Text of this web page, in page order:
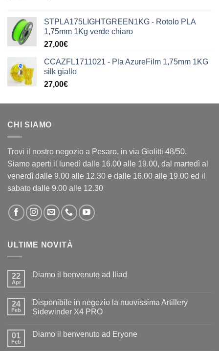
STPLA175LIGHTGREEN1KG - Rotolo PLA
1,75mm 1Kg verde chiaro
27,00€
CCAZFL1711021 - Pla AzureFilm 1,75mm 1KG
silk giallo
27,00€
CHI SIAMO
Trovi il nostro negozio a Pesaro, in via Giolitti 48/50.
Siamo aperti il lunedì dalle 16.00 alle 19.00, dal martedì al
venerdì dalle 9.00 alle 12.30 e dalle 16.00 alle 19.00 ed il
sabato dalle 9.00 alle 12.30
ULTIME NOVITÀ
22
Apr
Diamo il benvenuto ad Iliad
Diamo
il
benvenuto
24
Feb
Disponibile in negozio la nuovissima Artillery
Sidewinder X4 PRO
su
01
Feb
Diamo il benvenuto ad Eryone